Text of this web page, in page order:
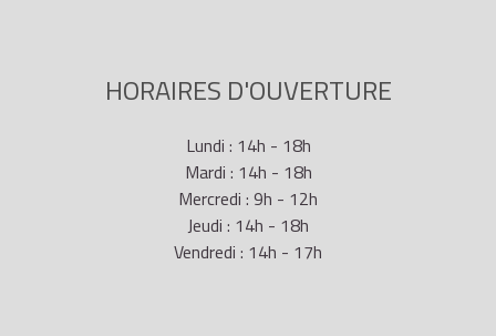
HORAIRES D'OUVERTURE
Lundi : 14h - 18h
Mardi : 14h - 18h
Mercredi : 9h - 12h
Jeudi : 14h - 18h
Vendredi : 14h - 17h